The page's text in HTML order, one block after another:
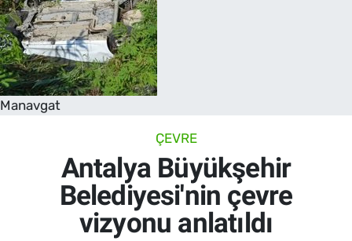
Manavgat
ÇEVRE
Antalya Büyükşehir
Belediyesi'nin çevre
vizyonu anlatıldı